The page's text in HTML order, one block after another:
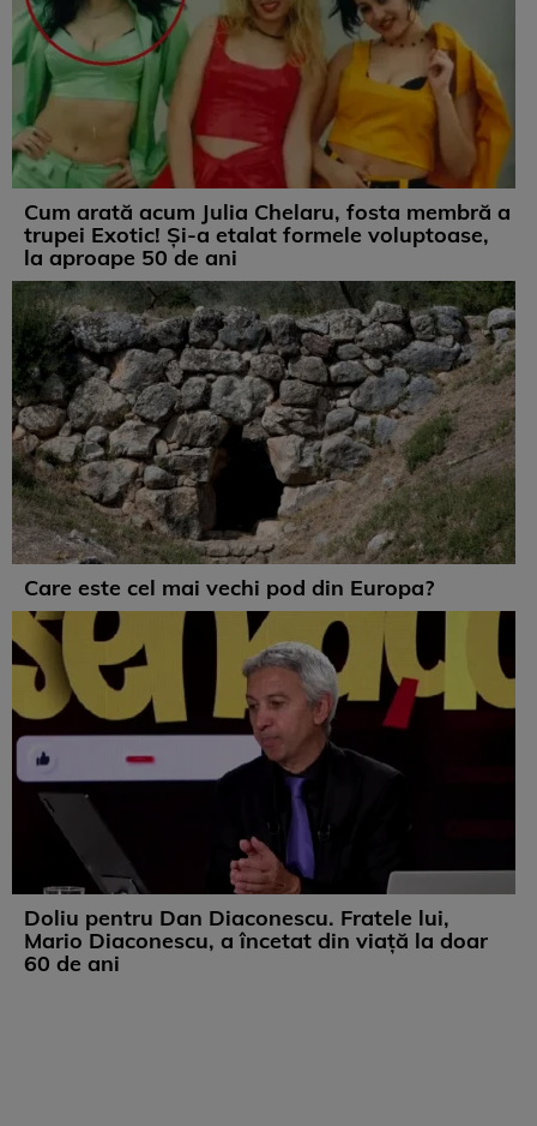
Cum arată acum Julia Chelaru, fosta membră a
trupei Exotic! Și-a etalat formele voluptoase,
la aproape 50 de ani
Care este cel mai vechi pod din Europa?
Doliu pentru Dan Diaconescu. Fratele lui,
Mario Diaconescu, a încetat din viață la doar
60 de ani